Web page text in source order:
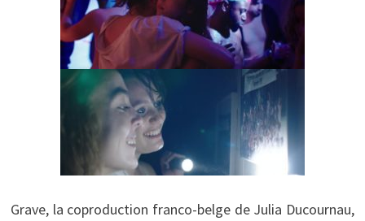
Grave, la coproduction franco-belge de Julia Ducournau,